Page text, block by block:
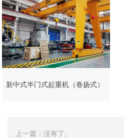
新中式半门式起重机（卷扬式）
上一篇：没有了;